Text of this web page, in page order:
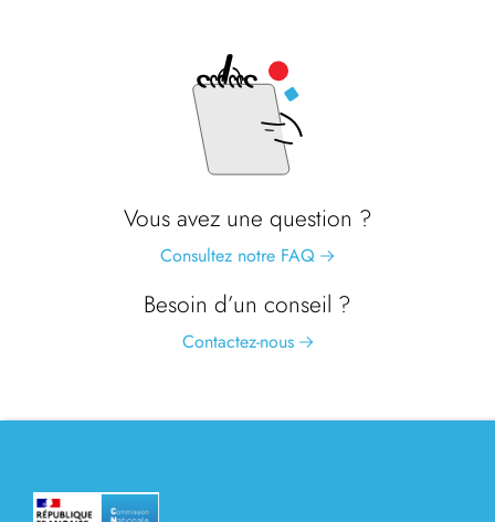
Vous avez une question ?
Consultez notre FAQ
Besoin d’un conseil ?
Contactez-nous